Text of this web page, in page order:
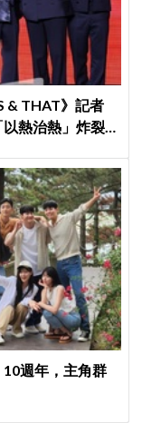
& THAT》記者
熱治熱」炸裂夏
週年，主角群